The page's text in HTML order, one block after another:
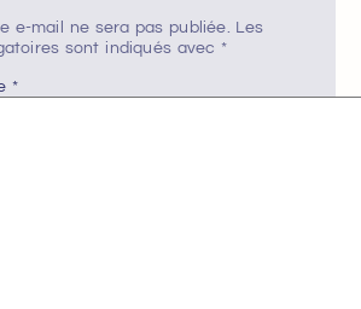
e-mail ne sera pas publiée. Les
sont indiqués avec *
*